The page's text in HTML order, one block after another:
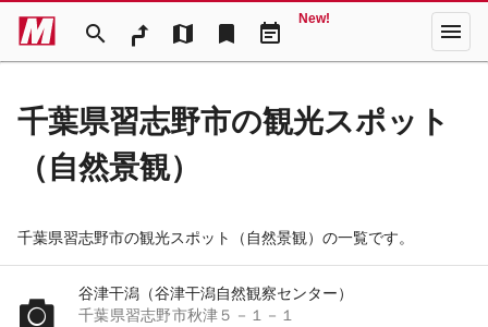
search map bookmark event_note
New! menu
千葉県習志野市の観光スポット
（自然景観）
千葉県習志野市の観光スポット（自然景観）の一覧です。
谷津干潟（谷津干潟自然観察センター）
千葉県習志野市秋津５－１－１